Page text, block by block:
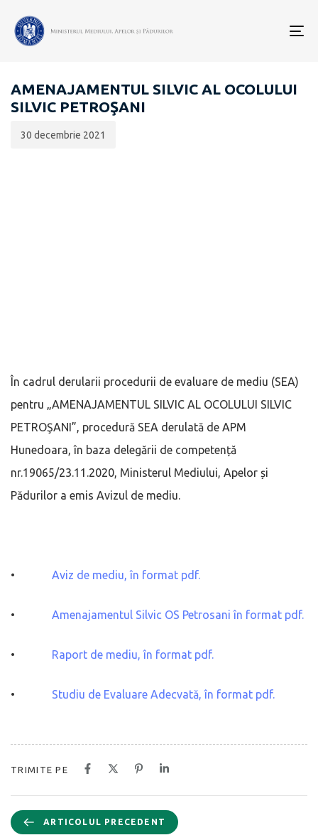
EVALUARE DE MEDIU PENTRU STRATEGII / PLANURI /
AMENAJAMENTUL SILVIC AL OCOLULUI
SILVIC PETROŞANI
publicării:
30 decembrie 2021
În cadrul derularii procedurii de evaluare de mediu (SEA)
pentru „AMENAJAMENTUL SILVIC AL OCOLULUI SILVIC
PETROŞANI”, procedură SEA derulată de APM
Hunedoara, în baza delegării de competență
nr.19065/23.11.2020, Ministerul Mediului, Apelor și
Pădurilor a emis Avizul de mediu.
• Aviz de mediu, în format pdf.
• Amenajamentul Silvic OS Petrosani în format pdf.
• Raport de mediu, în format pdf.
• Studiu de Evaluare Adecvată, în format pdf.
TRIMITE PE
ARTICOLUL PRECEDENT